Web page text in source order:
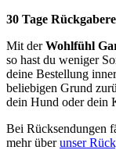
30 Tage
Mit derWohlfühl
so hast du weniger
deine Bestellung
beliebigen Grund
dein Hund oder dein
Bei Rücksendungen
mehr überunser